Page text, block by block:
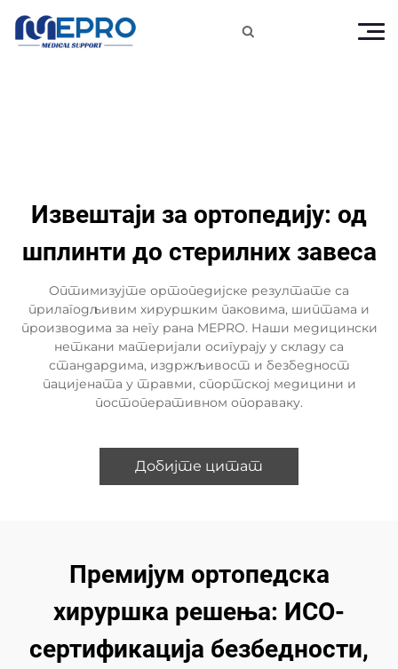

Извештаји за ортопедију: од
шплинти до стерилних завеса
Оптимизујте ортопедијске резултате са
прилагодљивим хируршким паковима, шиптама и
производима за негу рана MEPRO. Наши медицински
неткани материјали осигурају у складу са
стандардима, издржљивост и безбедност
пацијената у травми, спортској медицини и
постоперативном опораваку.
Добијте цитат
Премијум ортопедска
хируршка решења: ИСО-
сертификација безбедности,